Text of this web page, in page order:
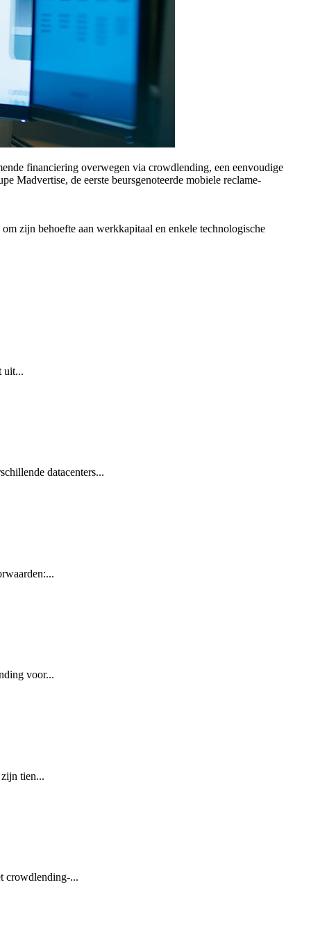
financiering overwegen via crowdlending, een eenvoudige
Madvertise, de eerste beursgenoteerde mobiele reclame-
zijn behoefte aan werkkapitaal en enkele technologische
uit...
datacenters...
voor...
tien...
crowdlending-...